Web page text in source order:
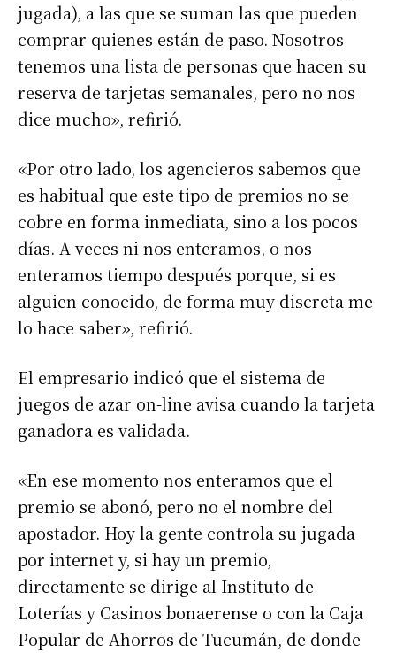
jugada), a las que se suman las que pueden
comprar quienes están de paso. Nosotros
tenemos una lista de personas que hacen su
reserva de tarjetas semanales, pero no nos
dice mucho», refirió.
«Por otro lado, los agencieros sabemos que
es habitual que este tipo de premios no se
cobre en forma inmediata, sino a los pocos
días. A veces ni nos enteramos, o nos
enteramos tiempo después porque, si es
alguien conocido, de forma muy discreta me
lo hace saber», refirió.
El empresario indicó que el sistema de
juegos de azar on-line avisa cuando la tarjeta
ganadora es validada.
«En ese momento nos enteramos que el
premio se abonó, pero no el nombre del
apostador. Hoy la gente controla su jugada
por internet y, si hay un premio,
directamente se dirige al Instituto de
Loterías y Casinos bonaerense o con la Caja
Popular de Ahorros de Tucumán, de donde